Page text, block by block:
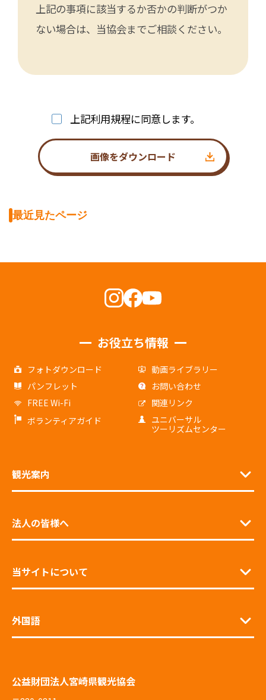
上記の事項に該当するか否かの判断がつか
ない場合は、当協会までご相談ください。
上記利用規程に同意します。
画像をダウンロード
最近見たページ
お役立ち情報
フォトダウンロード
動画ライブラリー
パンフレット
お問い合わせ
FREE Wi-Fi
関連リンク
ボランティアガイド
ユニバーサル
ツーリズムセンター
観光案内
法人の皆様へ
当サイトについて
外国語
公益財団法人宮崎県観光協会